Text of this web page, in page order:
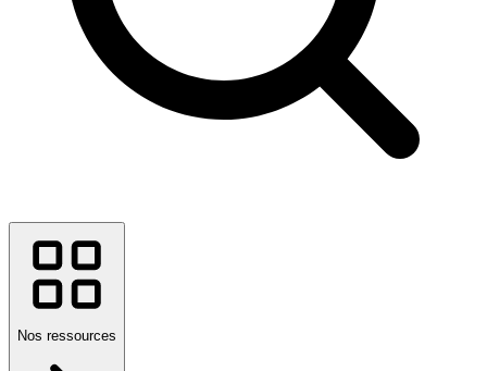
Nos ressources